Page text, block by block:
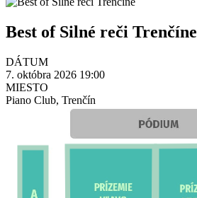
Best of Silné reči Trenčíne
DÁTUM
7. októbra 2026 19:00
MIESTO
Piano Club, Trenčín